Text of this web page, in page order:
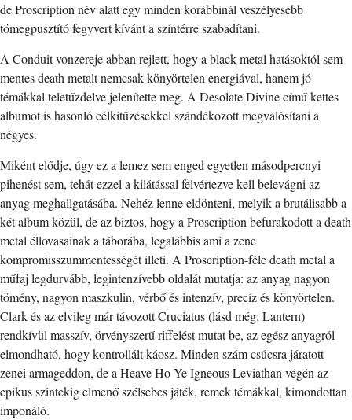
de Proscription név alatt egy minden korábbinál veszélyesebb
tömegpusztító fegyvert kívánt a színtérre szabadítani.
A Conduit vonzereje abban rejlett, hogy a black metal hatásoktól sem
mentes death metalt nemcsak könyörtelen energiával, hanem jó
témákkal teletűzdelve jelenítette meg. A Desolate Divine című kettes
albumot is hasonló célkitűzésekkel szándékozott megvalósítani a
négyes.
Miként elődje, úgy ez a lemez sem enged egyetlen másodpercnyi
pihenést sem, tehát ezzel a kilátással felvértezve kell belevágni az
anyag meghallgatásába. Nehéz lenne eldönteni, melyik a brutálisabb a
két album közül, de az biztos, hogy a Proscription befurakodott a death
metal éllovasainak a táborába, legalábbis ami a zene
kompromisszummentességét illeti. A Proscription-féle death metal a
műfaj legdurvább, legintenzívebb oldalát mutatja: az anyag nagyon
tömény, nagyon maszkulin, vérbő és intenzív, precíz és könyörtelen.
Clark és az elvileg már távozott Cruciatus (lásd még: Lantern)
rendkívül masszív, örvényszerű riffelést mutat be, az egész anyagról
elmondható, hogy kontrollált káosz. Minden szám csúcsra járatott
zenei armageddon, de a Heave Ho Ye Igneous Leviathan végén az
epikus szintekig elmenő szélsebes játék, remek témákkal, kimondottan
imponáló.